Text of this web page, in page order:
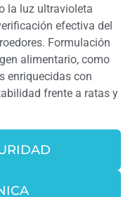
la luz ultravioleta
efectiva del
Formulación
alimentario, como
enriquecidas con
frente a ratas y